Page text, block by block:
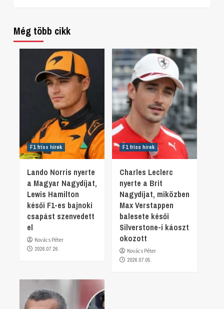
Még több cikk
F1 friss hírek
Lando Norris nyerte
a Magyar Nagydíjat,
Lewis Hamilton
késői F1-es bajnoki
csapást szenvedett
el
Kovács Péter
2026.07.26.
F1 friss hírek
Charles Leclerc
nyerte a Brit
Nagydíjat, miközben
Max Verstappen
balesete késői
Silverstone-i káoszt
okozott
Kovács Péter
2026.07.05.